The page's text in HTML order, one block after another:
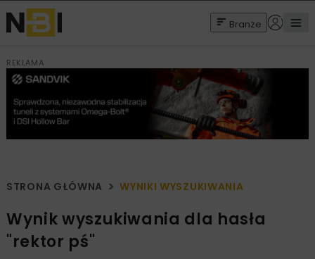
Branże
REKLAMA
STRONA GŁÓWNA WYNIKI WYSZUKIWANIA
Wynik wyszukiwania dla hasła
"rektor pś"